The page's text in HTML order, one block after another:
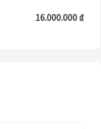
16.000.000 ₫